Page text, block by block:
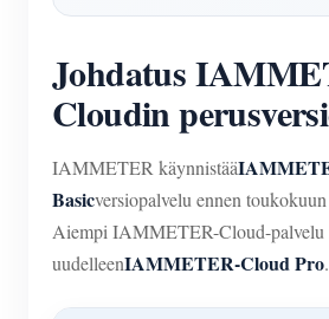
FAQ
Uutiset
Blogit
Palkinto-ohjelma
Johdatus
Cloudin
IAMMETER käynnistää
Basicversiopalvelu ennen
Aiempi IAMMETER-Cloud-palvelu
uudelleenIAMMETER-Cloud Pro.